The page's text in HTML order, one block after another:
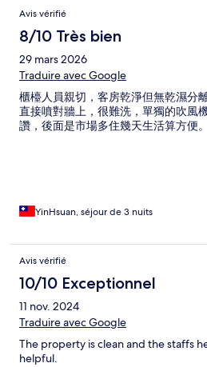
Avis vérifié
8/10 Très bien
29 mars 2026
Traduire avec Google
櫃檯人員親切，客房乾淨但無乾濕分
直接噴對牆上，很難洗，單獨的吹風
讚，後面是市場多住幾天生活算方便。
YinHsuan, séjour de 3 nuits
Avis vérifié
10/10 Exceptionnel
11 nov. 2024
Traduire avec Google
The property is clean and the staffs
helpful.